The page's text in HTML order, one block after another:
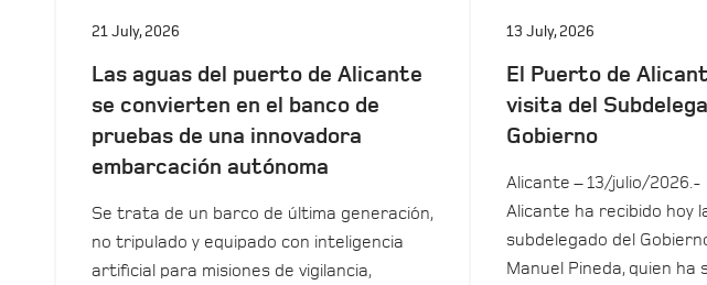
21 July, 2026
Las aguas del puerto de Alicante
se convierten en el banco de
pruebas de una innovadora
embarcación autónoma
Se trata de un barco de última generación,
no tripulado y equipado con inteligencia
artificial para misiones de vigilancia,
13 July, 2026
El Puerto de
visita del
Gobierno
Alicante – 13/julio/
Alicante ha recibido hoy
subdelegado del
Manuel Pineda, quien ha